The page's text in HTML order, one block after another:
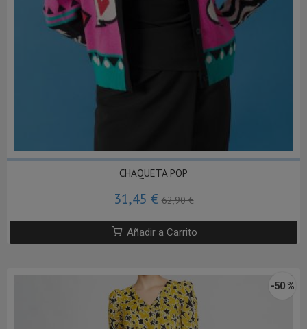
CHAQUETA POP
31,45 €62,90 €
Añadir a Carrito
-50 %